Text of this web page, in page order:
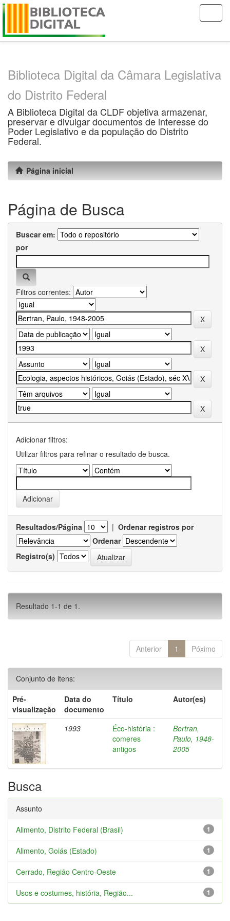
Skip
Biblioteca Digital da Câmara Legislativa
do Distrito Federal
A Biblioteca Digital da CLDF objetiva armazenar,
preservar e divulgar documentos de interesse do
Poder Legislativo e da população do Distrito
Federal.
Página inicial
Página de Busca
Buscar em:
por
Filtros correntes:
Adicionar filtros:
Utilizar filtros para refinar o resultado de busca.
Resultados/Página | Ordenar registros por
Ordenar
Registro(s)
Resultado 1-1 de 1.
Anterior 1 Póximo
Conjunto de itens:
Pré-
visualização
Data do
documento
Título Autor(es)
1993
Éco-história :
comeres
antigos
Bertran,
Paulo, 1948-
2005
Busca
Assunto
1
Alimento, Distrito Federal (Brasil)
1
Alimento, Goiás (Estado)
1
Cerrado, Região Centro-Oeste
1
Usos e costumes, história, Região...